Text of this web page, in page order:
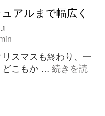
アルまで幅広く
スマスも終わり、一
どこもか … 続きを読